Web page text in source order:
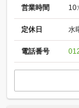
営業時間
定休日 水
電話番号